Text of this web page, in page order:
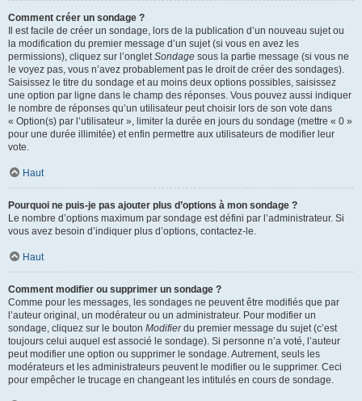
Comment créer un sondage ?
Il est facile de créer un sondage, lors de la publication d’un nouveau sujet ou
la modification du premier message d’un sujet (si vous en avez les
permissions), cliquez sur l’ongletSondage sous la partie message (si vous ne
le voyez pas, vous n’avez probablement pas le droit de créer des sondages).
Saisissez le titre du sondage et au moins deux options possibles, saisissez
une option par ligne dans le champ des réponses. Vous pouvez aussi indiquer
le nombre de réponses qu’un utilisateur peut choisir lors de son vote dans
« Option(s) par l’utilisateur », limiter la durée en jours du sondage (mettre « 0 »
pour une durée illimitée) et enfin permettre aux utilisateurs de modifier leur
vote.
Haut
Pourquoi ne puis-je pas ajouter plus d’options à mon sondage ?
Le nombre d’options maximum par sondage est défini par l’administrateur. Si
vous avez besoin d’indiquer plus d’options, contactez-le.
Haut
Comment modifier ou supprimer un sondage ?
Comme pour les messages, les sondages ne peuvent être modifiés que par
l’auteur original, un modérateur ou un administrateur. Pour modifier un
sondage, cliquez sur le bouton Modifierdu premier message du sujet (c’est
toujours celui auquel est associé le sondage). Si personne n’a voté, l’auteur
peut modifier une option ou supprimer le sondage. Autrement, seuls les
modérateurs et les administrateurs peuvent le modifier ou le supprimer. Ceci
pour empêcher le trucage en changeant les intitulés en cours de sondage.